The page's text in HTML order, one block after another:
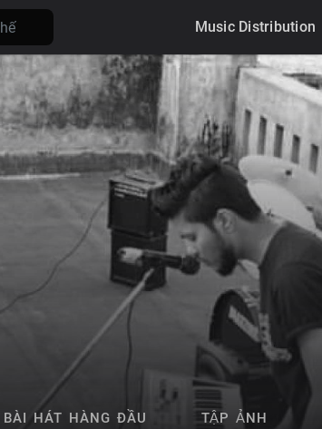
Music Distribution
BÀI HÁT HÀNG ĐẦU TẬP ẢNH